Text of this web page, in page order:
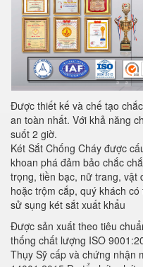
Được thiết kế và chế tạo
an toàn nhất. Với khả năng
suốt 2 giờ.
Két Sắt Chống Cháy được
khoan phá đảm bảo chắc
trọng, tiền bạc, nữ trang, vật
hoặc trộm cắp, quý khách
sử sụng két sắt xuất khẩu
Được sản xuất theo tiêu
thống chất lượng ISO
Thụy Sỹ cấp và chứng nhận